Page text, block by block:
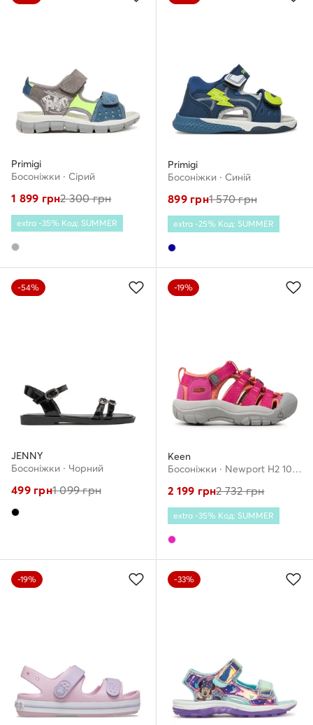
Primigi
Босоніжки · Сірий
1 899 грн2 300грн
extra -35% Код: SUMMER
Primigi
Босоніжки · Cиній
899грн1 570грн
extra -25% Код: SUMMER
-54%
JENNY
Босоніжки · Чорний
499грн1 099грн
-19%
Keen
Босоніжки · Newport H2 1014251 · Рожевий
2 199 грн2 732грн
extra -35% Код: SUMMER
-19% -33%